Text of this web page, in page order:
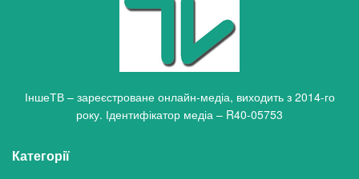
ІншеТВ – зареєстроване онлайн-медіа, виходить з 2014-го
року. Ідентифікатор медіа – R40-05753
Категорії